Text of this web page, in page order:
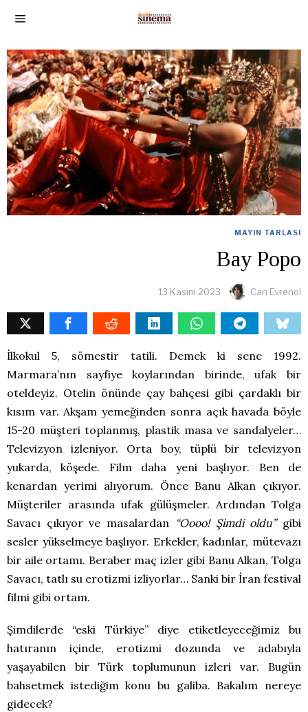
MAYIN TARLASI
Bay Popo
13 Kasım 2023 Can Evrenol
İlkokul 5, sömestir tatili. Demek ki sene 1992.
Marmara’nın sayfiye koylarından birinde, ufak bir
oteldeyiz. Otelin önünde çay bahçesi gibi çardaklı bir
kısım var. Akşam yemeğinden sonra açık havada böyle
15-20 müşteri toplanmış, plastik masa ve sandalyeler…
Televizyon izleniyor. Orta boy, tüplü bir televizyon
yukarda, köşede. Film daha yeni başlıyor. Ben de
kenardan yerimi alıyorum. Önce Banu Alkan çıkıyor.
Müşteriler arasında ufak gülüşmeler. Ardından Tolga
Savacı çıkıyor ve masalardan
“Oooo! Şimdi oldu”gibi
sesler yükselmeye başlıyor. Erkekler, kadınlar, mütevazı
bir aile ortamı. Beraber maç izler gibi Banu Alkan, Tolga
Savacı, tatlı su erotizmi izliyorlar… Sanki bir İran festival
filmi gibi ortam.
Şimdilerde “eski Türkiye” diye etiketleyeceğimiz bu
hatıranın içinde, erotizmi dozunda ve adabıyla
yaşayabilen bir Türk toplumunun izleri var. Bugün
bahsetmek istediğim konu bu galiba. Bakalım nereye
gidecek?